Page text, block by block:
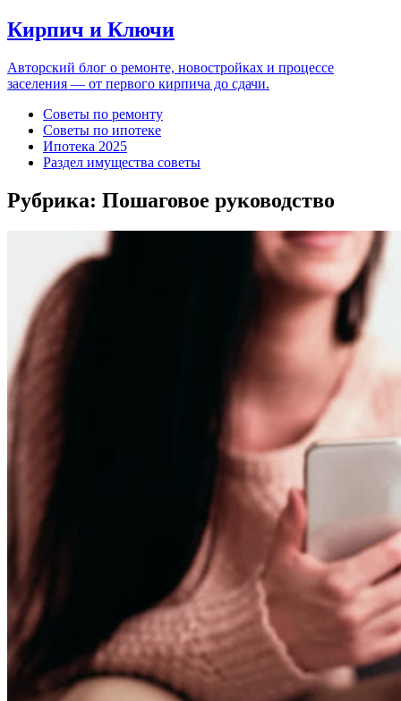
Кирпич и Ключи
Авторский блог о ремонте, новостройках и процессе
заселения — от первого кирпича до сдачи.
Советы по ремонту
Советы по ипотеке
Ипотека 2025
Раздел имущества советы
Рубрика: Пошаговое руководство